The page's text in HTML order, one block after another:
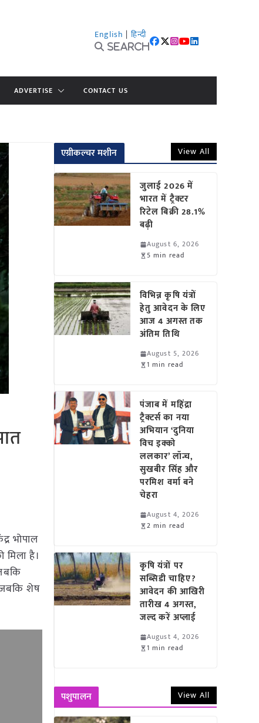
English | हिन्दी
Search
ADVERTISE CONTACT US
भोपाल
है।
शेष
एग्रीकल्चर मशीन View All
जुलाई 2026 में
भारत में ट्रैक्टर
रिटेल बिक्री 28.1%
बढ़ी
August 6, 2026
5 min read
विभिन्न कृषि यंत्रों
हेतु आवेदन के लिए
आज 4 अगस्त तक
अंतिम तिथि
August 5, 2026
1 min read
पंजाब में महिंद्रा
ट्रैक्टर्स का नया
अभियान ‘दुनिया
विच इक्को
ललकार’ लॉन्च,
सुखबीर सिंह और
परमिश वर्मा बने
चेहरा
August 4, 2026
2 min read
कृषि यंत्रों पर
सब्सिडी चाहिए?
आवेदन की आखिरी
तारीख 4 अगस्त,
जल्द करें अप्लाई
August 4, 2026
1 min read
पशुपालन View All